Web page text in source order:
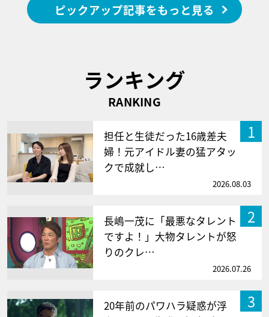
ピックアップ記事をもっと見る
ランキング
RANKING
1
担任と生徒だった16歳差夫
婦！元アイドル妻の猛アタッ
クで成就し…
2026.08.03
2
長嶋一茂に「最悪なタレント
ですよ！」大物タレントが怒
りのクレ…
2026.07.26
3
20年前のパワハラ疑惑が浮